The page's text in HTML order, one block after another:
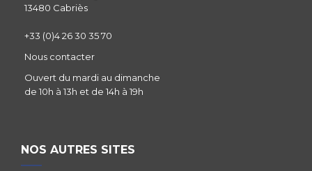
13480 Cabriès
+33 (0)4 26 30 35 70
Nous contacter
Ouvert du mardi au dimanche
de 10h à 13h et de 14h à 19h
NOS AUTRES SITES